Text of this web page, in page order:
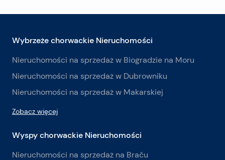
Wybrzeże chorwackie Nieruchomości
Nieruchomości na sprzedaż w Biogradzie na Moru
Nieruchomości na sprzedaż w Dubrowniku
Nieruchomości na sprzedaż w Makarskiej
Zobacz więcej
Wyspy chorwackie Nieruchomości
Nieruchomości na sprzedaż na Braču